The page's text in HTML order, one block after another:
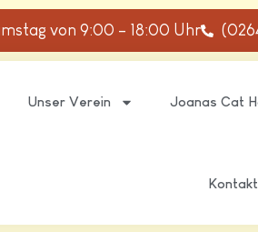
von 9:00 – 18:00 Uhr
Unser Verein Joanas Cat
Kontakt